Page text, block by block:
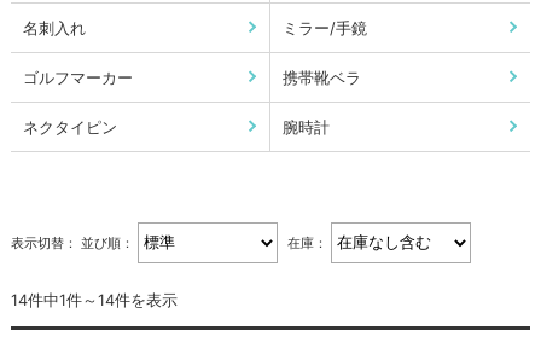
名刺入れ ミラー/手鏡
ゴルフマーカー 携帯靴ベラ
ネクタイピン 腕時計
表示切替： 並び順： 在庫：
14件中1件～14件を表示